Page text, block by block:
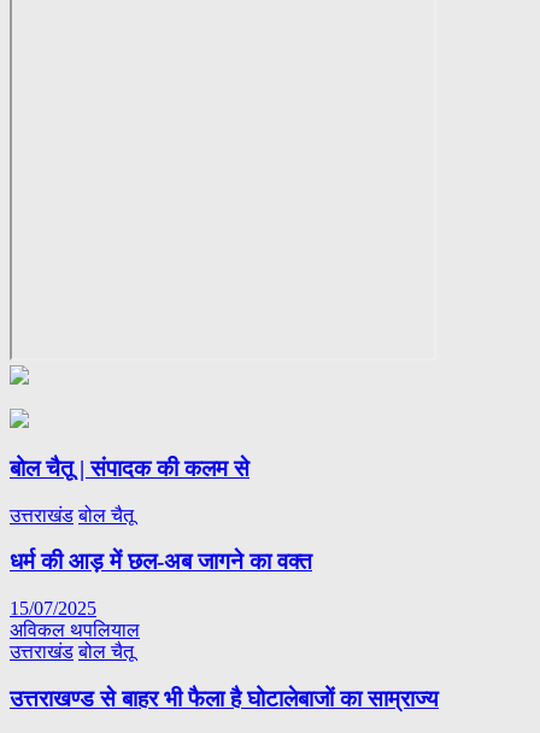
बोल चैतू | संपादक की कलम से
उत्तराखंड बोल चैतू
धर्म की आड़ में छल-अब जागने का वक्त
15/07/2025
अविकल थपलियाल
उत्तराखंड बोल चैतू
उत्तराखण्ड से बाहर भी फैला है घोटालेबाजों का साम्राज्य